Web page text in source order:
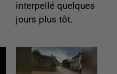
interpellé quelques
jours plus tôt.